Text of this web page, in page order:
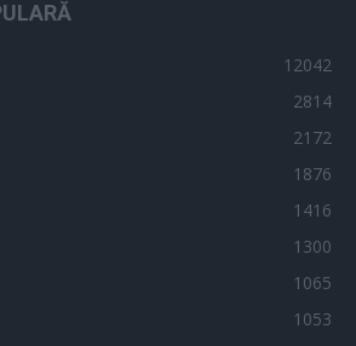
12042
2814
2172
1876
1416
1300
1065
1053